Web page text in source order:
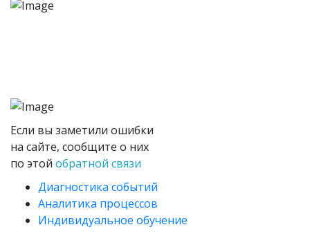
Если вы заметили ошибки
на сайте, сообщите о них
по этой обратной связи
Диагностика событий
Аналитика процессов
Индивидуальное обучение